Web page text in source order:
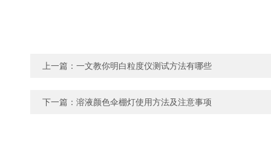
上一篇： 一文教你明白粒度仪测试方法有哪些
下一篇： 溶液颜色伞棚灯使用方法及注意事项